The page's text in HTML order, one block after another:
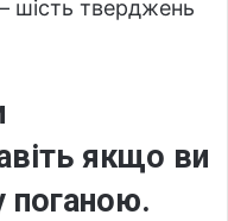
шість тверджень
якщо ви
поганою.